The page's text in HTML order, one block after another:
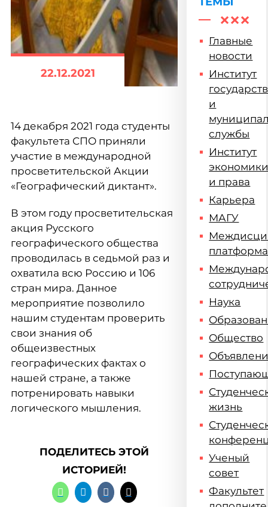
22.12.2021
14 декабря 2021 года студенты
факультета СПО приняли
участие в международной
просветительской Акции
«Географический диктант».
В этом году просветительская
акция Русского
географического общества
проводилась в седьмой раз и
охватила всю Россию и 106
стран мира. Данное
мероприятие позволило
нашим студентам проверить
свои знания об
общеизвестных
географических фактах о
нашей стране, а также
потренировать навыки
логического мышления.
ПОДЕЛИТЕСЬ ЭТОЙ
ИСТОРИЕЙ!
Главные
новости
Институт
и
службы
Институт
и права
Карьера
МАГУ
платформа
Наука
Общество
жизнь
Ученый
совет
Факультет